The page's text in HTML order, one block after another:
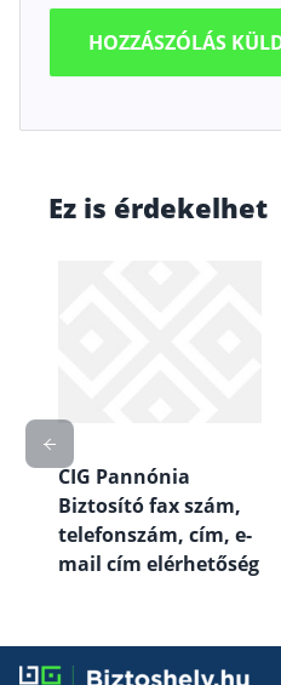
Ez is érdekelhet
CIG Pannónia
Biztosító fax szám,
telefonszám, cím, e-
mail cím elérhetőség